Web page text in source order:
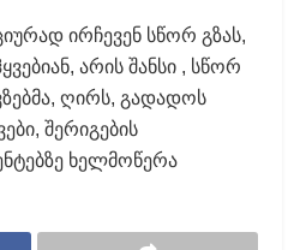
ირჩევენ სწორ გზას,
არის შანსი , სწორ
ღირს, გადადოს
შერიგების
ხელმოწერა